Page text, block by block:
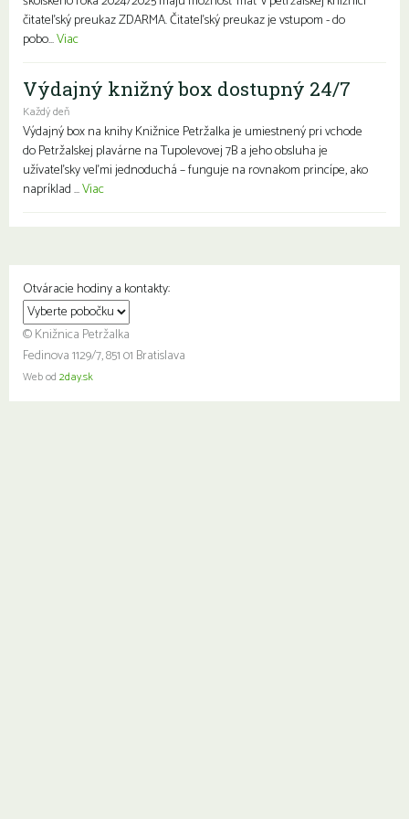
čitateľský preukaz ZDARMA. Čitateľský preukaz je vstupom - do
pobo...Viac
Výdajný knižný box dostupný 24/7
Každý deň
Výdajný box na knihy Knižnice Petržalka je umiestnený pri vchode
do Petržalskej plavárne na Tupolevovej 7B a jeho obsluha je
užívateľsky veľmi jednoduchá – funguje na rovnakom princípe, ako
napríklad ...Viac
Otváracie hodiny a kontakty:
© Knižnica Petržalka
Fedinova 1129/7, 851 01 Bratislava
Web od 2day.sk